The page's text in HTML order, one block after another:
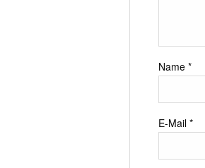
Name *
E-Mail *